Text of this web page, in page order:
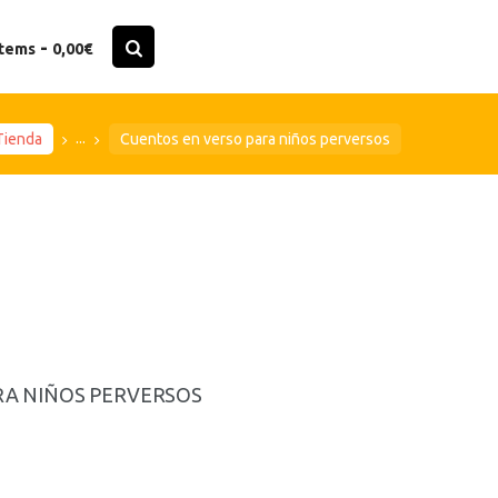
- 0,00€
... Cuentos en verso para niños perversos
NIÑOS PERVERSOS